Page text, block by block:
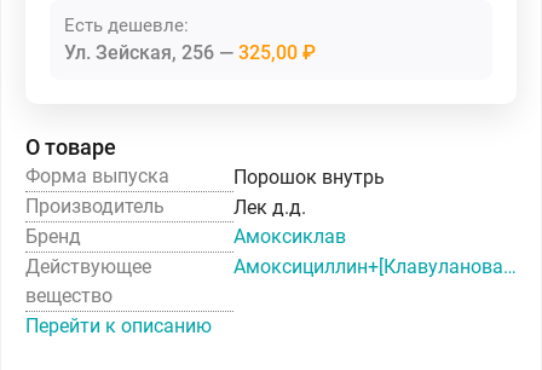
Есть дешевле:
Ул. Зейская, 256 325,00 ₽
О товаре
Форма выпуска
Порошок внутрь
Производитель
Лек д.д.
Бренд
Амоксиклав
Действующее
вещество
Амоксициллин+[Клавулановая кислота]
Перейти к описанию